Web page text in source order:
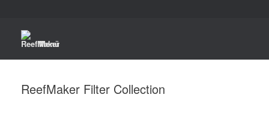
Menü
ReefMaker Filter Collection